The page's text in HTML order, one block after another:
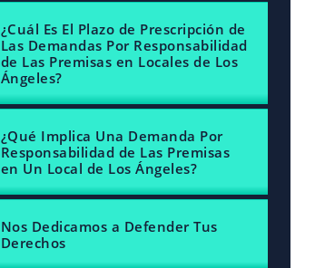
¿Cuál Es El Plazo de Prescripción de
Las Demandas Por Responsabilidad
de Las Premisas en Locales de Los
Ángeles?
¿Qué Implica Una Demanda Por
Responsabilidad de Las Premisas
en Un Local de Los Ángeles?
Nos Dedicamos a Defender Tus
Derechos